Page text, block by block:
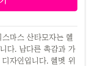
마스 산타모자는 헬
다. 남다른 촉감과 가
자인입니다. 헬멧 위